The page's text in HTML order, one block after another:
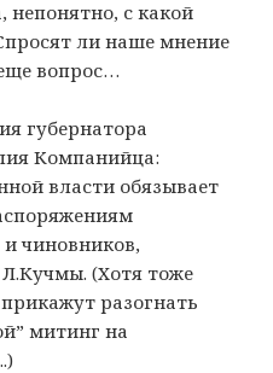
непонятно, с какой
ли наше мнение
вопрос…
губернатора
Компанийца:
власти обязывает
чиновников,
(Хотя тоже
разогнать
митинг на